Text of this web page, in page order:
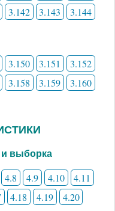
3.142 3.143 3.144
3.150 3.151
3.152
3.158 3.159
3.160
и выборка
4.8 4.9 4.10
4.11
4.18 4.19 4.20